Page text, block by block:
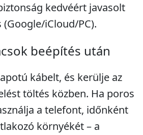
kedvéért javasolt
iCloud/PC).
beépítés után
kábelt, és kerülje az
töltés közben. Ha poros
a telefont, időnként
környékét – a